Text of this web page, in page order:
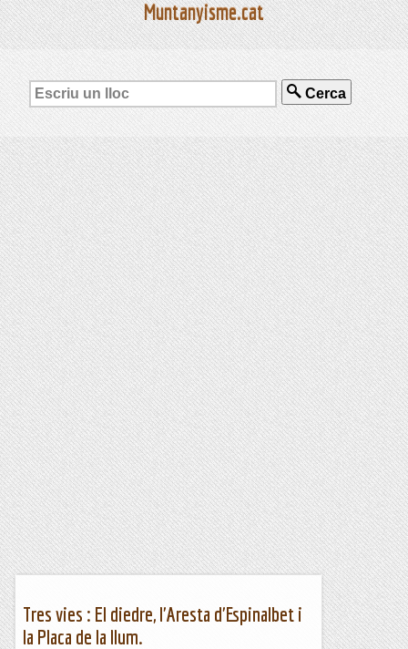
Muntanyisme.cat
Cerca
Tres vies : El diedre, l'Aresta d'Espinalbet i
la Placa de la llum.